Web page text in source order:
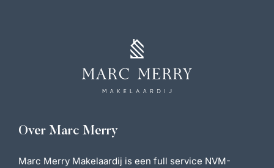
Over Marc Merry
Marc Merry Makelaardij is een full service NVM-